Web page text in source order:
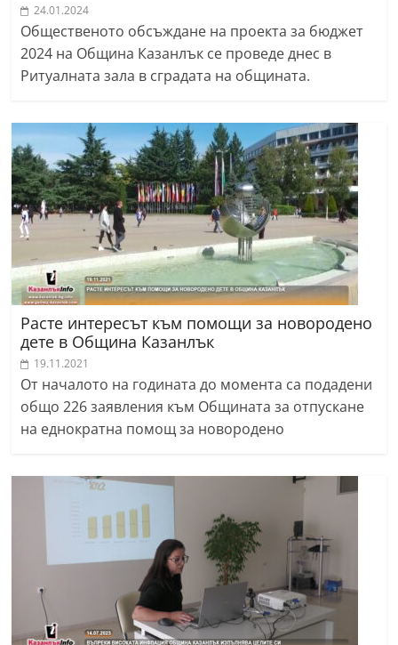
24.01.2024
Общественото обсъждане на проекта за бюджет
2024 на Община Казанлък се проведе днес в
Ритуалната зала в сградата на общината.
Расте интересът към помощи за новородено
дете в Община Казанлък
19.11.2021
От началото на годината до момента са подадени
общо 226 заявления към Общината за отпускане
на еднократна помощ за новородено